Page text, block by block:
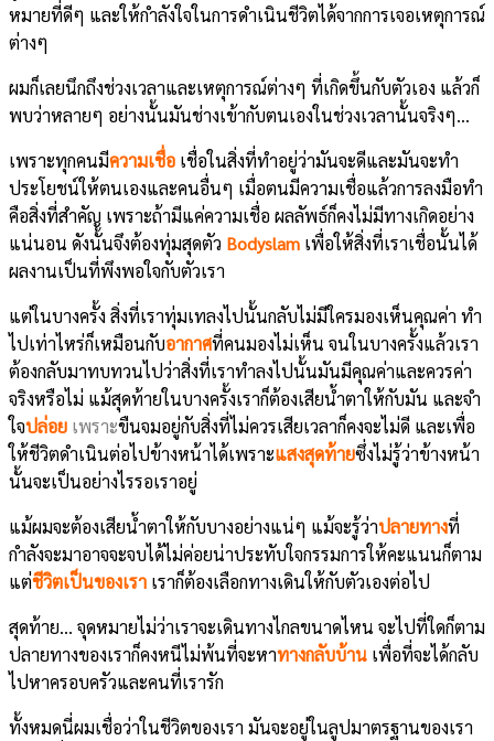
หมายที่ดีๆ และให้กำลังใจในการดำเนินชีวิตได้จากการเจอเหตุการณ์
ต่างๆ
ผมก็เลยนึกถึงช่วงเวลาและเหตุการณ์ต่างๆ ที่เกิดขึ้นกับตัวเอง แล้วก็
พบว่าหลายๆ อย่างนั้นมันช่างเข้ากับตนเองในช่วงเวลานั้นจริงๆ…
เพราะทุกคนมีความเชื่อ เชื่อในสิ่งที่ทำอยู่ว่ามันจะดีและมันจะทำ
ประโยชน์ให้ตนเองและคนอื่นๆ เมื่อตนมีความเชื่อแล้วการลงมือทำ
คือสิ่งที่สำคัญ เพราะถ้ามีแค่ความเชื่อ ผลลัพธ์ก็คงไม่มีทางเกิดอย่าง
แน่นอน ดังนั้นจึงต้องทุ่มสุดตัว Bodyslam เพื่อให้สิ่งที่เราเชื่อนั้นได้
ผลงานเป็นที่พึงพอใจกับตัวเรา
แต่ในบางครั้ง สิ่งที่เราทุ่มเทลงไปนั้นกลับไม่มีใครมองเห็นคุณค่า ทำ
ไปเท่าไหร่ก็เหมือนกับอากาศที่คนมองไม่เห็น จนในบางครั้งแล้วเรา
ต้องกลับมาทบทวนไปว่าสิ่งที่เราทำลงไปนั้นมันมีคุณค่าและควรค่า
จริงหรือไม่ แม้สุดท้ายในบางครั้งเราก็ต้องเสียน้ำตาให้กับมัน และจำ
ใจปล่อย เพราะขืนจมอยู่กับสิ่งที่ไม่ควรเสียเวลาก็คงจะไม่ดี และเพื่อ
ให้ชีวิตดำเนินต่อไปข้างหน้าได้เพราะแสงสุดท้ายซึ่งไม่รู้ว่าข้างหน้า
นั้นจะเป็นอย่างไรรอเราอยู่
แม้ผมจะต้องเสียน้ำตาให้กับบางอย่างแน่ๆ แม้จะรู้ว่าปลายทางที่
กำลังจะมาอาจจะจบได้ไม่ค่อยน่าประทับใจกรรมการให้คะแนนก็ตาม
แต่ชีวิตเป็นของเรา เราก็ต้องเลือกทางเดินให้กับตัวเองต่อไป
สุดท้าย… จุดหมายไม่ว่าเราจะเดินทางไกลขนาดไหน จะไปที่ใดก็ตาม
ปลายทางของเราก็คงหนีไม่พ้นที่จะหาทางกลับบ้าน เพื่อที่จะได้กลับ
ไปหาครอบครัวและคนที่เรารัก
ทั้งหมดนี่ผมเชื่อว่าในชีวิตของเรา มันจะอยู่ในลูปมาตรฐานของเรา